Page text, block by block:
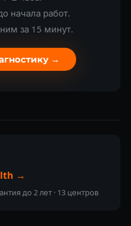
начала работ.
за 15 минут.
→
→
до 2 лет · 13 центров